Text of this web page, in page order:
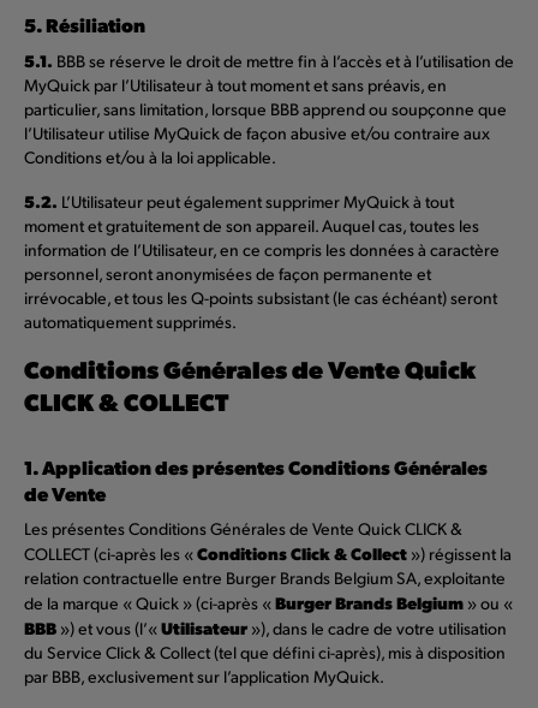
5. Résiliation
5.1. BBB se réserve le droit de mettre fin à l’accès et à l’utilisation de
MyQuick par l’Utilisateur à tout moment et sans préavis, en
particulier, sans limitation, lorsque BBB apprend ou soupçonne que
l’Utilisateur utilise MyQuick de façon abusive et/ou contraire aux
Conditions et/ou à la loi applicable.
5.2. L’Utilisateur peut également supprimer MyQuick à tout
moment et gratuitement de son appareil. Auquel cas, toutes les
information de l’Utilisateur, en ce compris les données à caractère
personnel, seront anonymisées de façon permanente et
irrévocable, et tous les Q-points subsistant (le cas échéant) seront
automatiquement supprimés.
Conditions Générales de Vente Quick
CLICK & COLLECT
1. Application des présentes Conditions Générales
de Vente
Les présentes Conditions Générales de Vente Quick CLICK &
COLLECT (ci-après les «Conditions Click & Collect ») régissent la
relation contractuelle entre Burger Brands Belgium SA, exploitante
de la marque « Quick » (ci-après «Burger Brands Belgium » ou «
BBB ») et vous (l’«Utilisateur »), dans le cadre de votre utilisation
du Service Click & Collect (tel que défini ci-après), mis à disposition
par BBB, exclusivement sur l’application MyQuick.